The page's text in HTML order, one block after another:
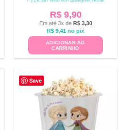
R$9,90
Em até 3x de R$3,30
R$ 9,41 no pix
ADICIONAR AO
CARRINHO
Save